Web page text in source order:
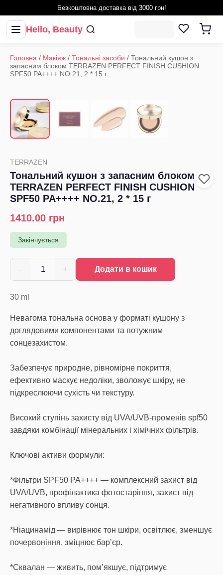
Безкоштовна доставка від 3000 грн!
Hello, Beauty
Головна / Макіяж / Тональні засоби / Тональний кушон з
запасним блоком TERRAZEN PERFECT FINISH CUSHION
SPF50 PA++++ NO.21, 2 * 15 г
TERRAZEN
Тональний кушон з запасним блоком
TERRAZEN PERFECT FINISH CUSHION
SPF50 PA++++ NO.21, 2 * 15 г
1410.00 грн
Закінчується
- 1 + Додати в кошик
30 ml
Невагома тональна основа у форматі кушону з
доглядовими компонентами та потужним
сонцезахистом.
Забезпечує природне, рівномірне покриття,
ефективно маскує недоліки, зволожує шкіру, не
підкреслюючи сухість чи текстуру.
Високий ступінь захисту від UVA/UVB-променів spf50
завдяки комбінації мінеральних і хімічних фільтрів.
Ключові активи формули:
*Фільтри SPF50 PA++++ — комплексний захист від
UVA/UVB, профілактика фотостаріння, захист від
негативного впливу сонця.
*Ніацинамід — вирівнює тон шкіри, освітлює, зменшує
почервоніння, зміцнює барʼєр.
*Сквалан — живить, помʼякшує, підтримує